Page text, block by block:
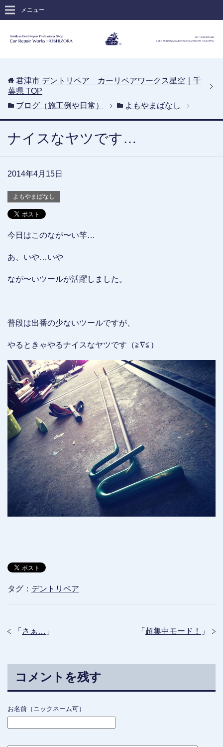
メニュー
君津市 デントリペア カーリペアワークス星空｜千
葉県 TOP
ブログ（施工例や日常）
よもやまばなし
ナイスなヤツです…
2014年4月15日
よもやまばなし
今日はこのなが〜い竿…
あ、いや…いや
なが〜いツールが活躍しました。
普段は出番の少ないツールですが、
やるときゃやるナイスなヤツです（≧∇≦）
タグ： デントリペア
「 超集中モード！ 」
「 さぁ… 」
コメントを残す
お名前（ニックネーム可）